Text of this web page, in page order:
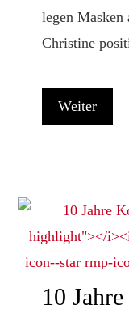
legen Masken
Christine
Weiter
10